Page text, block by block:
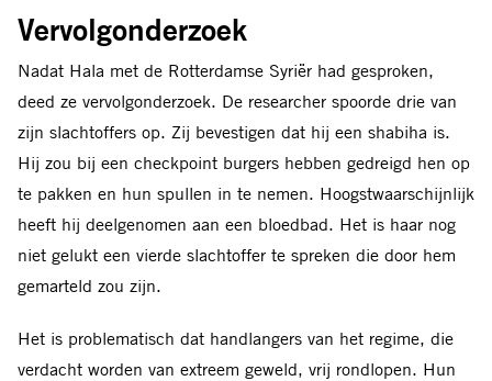
Vervolgonderzoek
Nadat Hala met de Rotterdamse Syriër had gesproken,
deed ze vervolgonderzoek. De researcher spoorde drie van
zijn slachtoffers op. Zij bevestigen dat hij een shabiha is.
Hij zou bij een checkpoint burgers hebben gedreigd hen op
te pakken en hun spullen in te nemen. Hoogstwaarschijnlijk
heeft hij deelgenomen aan een bloedbad. Het is haar nog
niet gelukt een vierde slachtoffer te spreken die door hem
gemarteld zou zijn.
Het is problematisch dat handlangers van het regime, die
verdacht worden van extreem geweld, vrij rondlopen. Hun